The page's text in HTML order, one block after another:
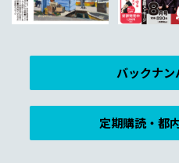
バックナ
定期購読・都